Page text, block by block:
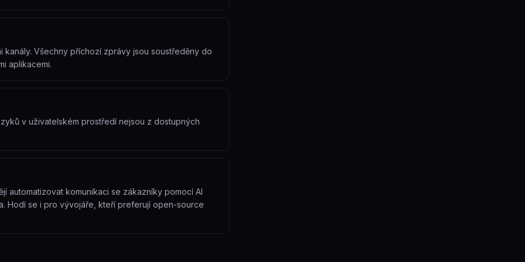
Všechny příchozí zprávy jsou soustředěny do
aplikacemi.
v uživatelském prostředí nejsou z dostupných
automatizovat komunikaci se zákazníky pomocí AI
Hodí se i pro vývojáře, kteří preferují open-source